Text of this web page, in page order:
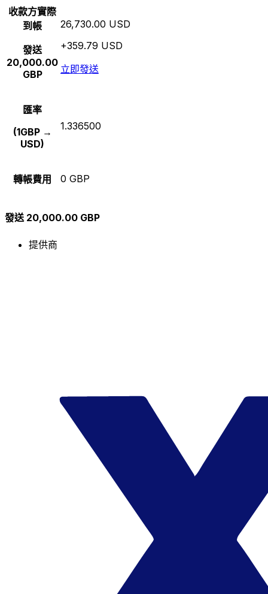
收款方實際
到帳
發送
20,000.00
GBP
26,730.00 USD
+359.79 USD
立即發送
匯率
(1GBP →
USD)
1.336500
轉帳費用 0 GBP
發送 20,000.00 GBP
提供商